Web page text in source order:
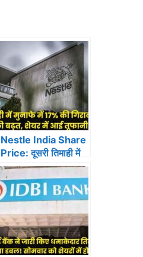
Nestle India Share
Price: दूसरी तिमाही में
मुनाफे में 17% की गिरावट,
रेवेन्यू में 10% की बढ़त,
शेयर में आई तूफानी तेजी…